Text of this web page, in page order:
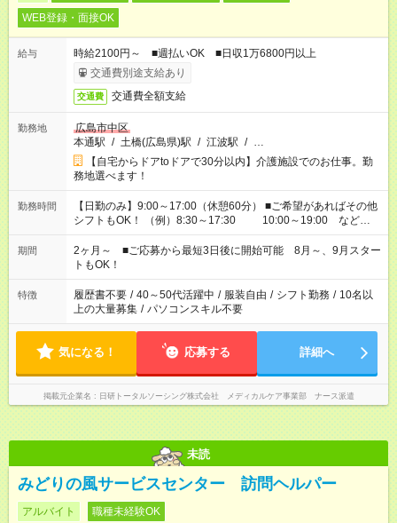
WEB登録・面接OK
給与
時給2100円～ ■週払いOK ■日収1万6800円以上
交通費別途支給あり
交通費 交通費全額支給
勤務地
広島市中区
本通駅 / 土橋(広島県)駅 / 江波駅 / …
【自宅からドアtoドアで30分以内】介護施設でのお仕事。勤
務地選べます！
勤務時間
【日勤のみ】9:00～17:00（休憩60分） ■ご希望があればその他
シフトもOK！ （例）8:30～17:30 10:00～19:00 など
「家族とお休みを合わせたい」 「できれば残業はしたくない」
など、あなたのご希望に沿ったお仕事をご紹介します！ ※Wワ
ーク希望の方へ 今ご覧のお仕事で希望する勤務時間と、もう1つ
のお仕事の勤務時間。 合計で週40時間を超える場合は応募でき
ません
期間
2ヶ月～ ■ご応募から最短3日後に開始可能 8月～、9月スター
トもOK！
特徴 履歴書不要 / 40～50代活躍中 / 服装自由 / シフト勤務 / 10名以
上の大量募集 / パソコンスキル不要
気になる！ 応募する 詳細へ
掲載元企業名 日研トータルソーシング株式会社 メディカルケア事業部 ナース派遣
未読
みどりの風サービスセンター 訪問ヘルパー
アルバイト 職種未経験OK